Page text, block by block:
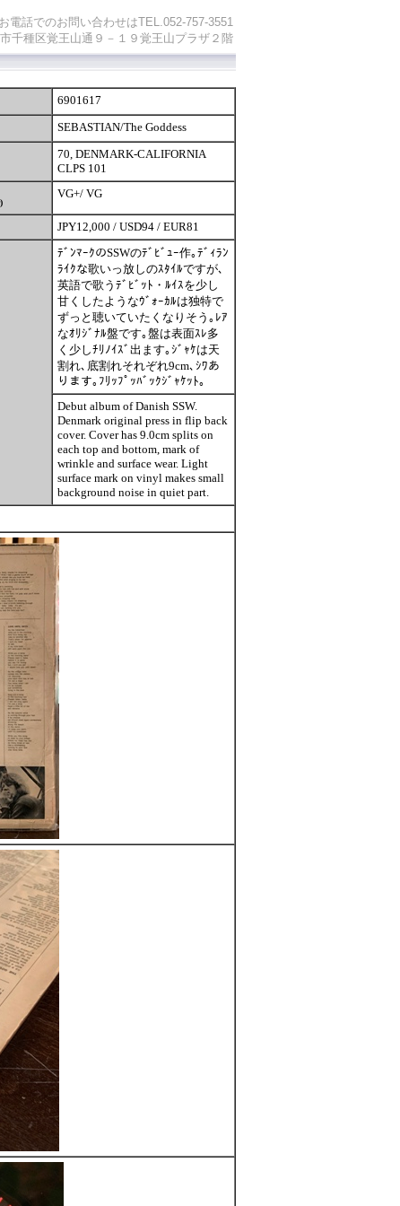
お電話でのお問い合わせはTEL.052-757-3551
千種区覚王山通９－１９覚王山プラザ２階
6901617
SEBASTIAN/The Goddess
70, DENMARK-CALIFORNIA
CLPS 101
VG+/ VG
JPY12,000 / USD94 / EUR81
ﾃﾞﾝﾏｰｸのSSWのﾃﾞﾋﾞｭｰ作｡ﾃﾞｨﾗﾝ
ﾗｲｸな歌いっ放しのｽﾀｲﾙですが､
英語で歌うﾃﾞﾋﾞｯﾄ・ﾙｲｽを少し
甘くしたようなｳﾞｫｰｶﾙは独特で
ずっと聴いていたくなりそう｡ﾚｱ
なｵﾘｼﾞﾅﾙ盤です｡盤は表面ｽﾚ多
く少しﾁﾘﾉｲｽﾞ出ます｡ｼﾞｬｹは天
割れ､底割れそれぞれ9cm､ｼﾜあ
ります｡ﾌﾘｯﾌﾟｯﾊﾞｯｸｼﾞｬｹｯﾄ｡
Debut album of Danish SSW.
Denmark original press in flip back
cover. Cover has 9.0cm splits on
each top and bottom, mark of
wrinkle and surface wear. Light
surface mark on vinyl makes small
background noise in quiet part.